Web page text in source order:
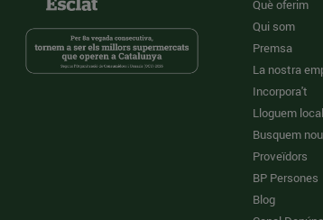
Què oferim
Qui som
Premsa
La nostra
Incorpora't
Lloguem
Busquem
Proveïdors
BP Persones
Blog